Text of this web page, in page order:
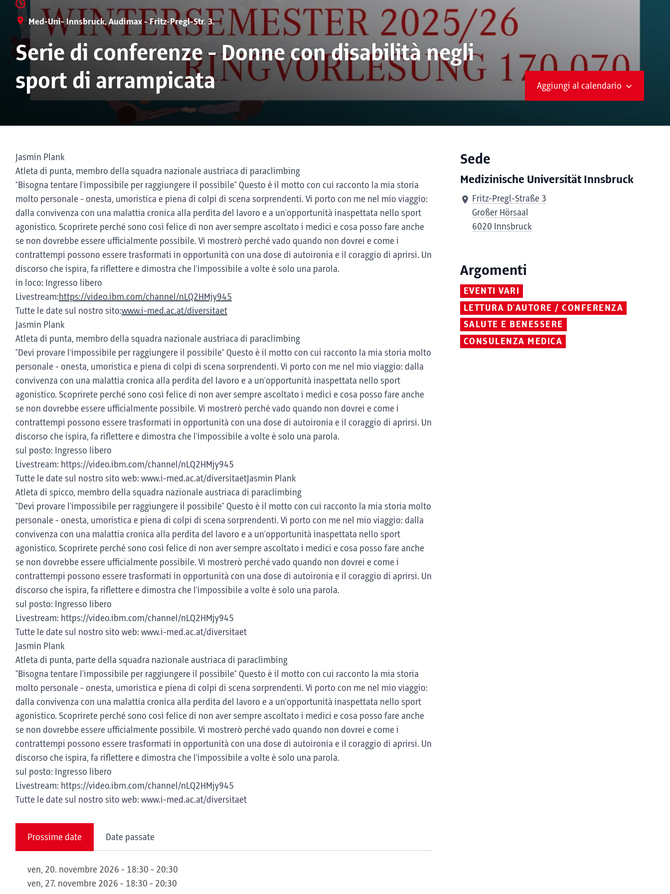
Med-Uni- Innsbruck, Audimax - Fritz-Pregl-Str. 3.
Serie di conferenze - Donne con disabilità negli
sport di arrampicata
Aggiungi al calendario
Jasmin Plank
Atleta di punta, membro della squadra nazionale austriaca di paraclimbing
"Bisogna tentare l'impossibile per raggiungere il possibile" Questo è il motto con cui racconto la mia storia
molto personale - onesta, umoristica e piena di colpi di scena sorprendenti. Vi porto con me nel mio viaggio:
dalla convivenza con una malattia cronica alla perdita del lavoro e a un'opportunità inaspettata nello sport
agonistico. Scoprirete perché sono così felice di non aver sempre ascoltato i medici e cosa posso fare anche
se non dovrebbe essere ufficialmente possibile. Vi mostrerò perché vado quando non dovrei e come i
contrattempi possono essere trasformati in opportunità con una dose di autoironia e il coraggio di aprirsi. Un
discorso che ispira, fa riflettere e dimostra che l'impossibile a volte è solo una parola.
in loco: Ingresso libero
Livestream:https://video.ibm.com/channel/nLQ2HMjy945
Tutte le date sul nostro sito:www.i-med.ac.at/diversitaet
Jasmin Plank
Atleta di punta, membro della squadra nazionale austriaca di paraclimbing
"Devi provare l'impossibile per raggiungere il possibile" Questo è il motto con cui racconto la mia storia molto
personale - onesta, umoristica e piena di colpi di scena sorprendenti. Vi porto con me nel mio viaggio: dalla
convivenza con una malattia cronica alla perdita del lavoro e a un'opportunità inaspettata nello sport
agonistico. Scoprirete perché sono così felice di non aver sempre ascoltato i medici e cosa posso fare anche
se non dovrebbe essere ufficialmente possibile. Vi mostrerò perché vado quando non dovrei e come i
contrattempi possono essere trasformati in opportunità con una dose di autoironia e il coraggio di aprirsi. Un
discorso che ispira, fa riflettere e dimostra che l'impossibile a volte è solo una parola.
sul posto: Ingresso libero
Livestream: https://video.ibm.com/channel/nLQ2HMjy945
Tutte le date sul nostro sito web: www.i-med.ac.at/diversitaetJasmin Plank
Atleta di spicco, membro della squadra nazionale austriaca di paraclimbing
"Devi provare l'impossibile per raggiungere il possibile" Questo è il motto con cui racconto la mia storia molto
personale - onesta, umoristica e piena di colpi di scena sorprendenti. Vi porto con me nel mio viaggio: dalla
convivenza con una malattia cronica alla perdita del lavoro e a un'opportunità inaspettata nello sport
agonistico. Scoprirete perché sono così felice di non aver sempre ascoltato i medici e cosa posso fare anche
se non dovrebbe essere ufficialmente possibile. Vi mostrerò perché vado quando non dovrei e come i
contrattempi possono essere trasformati in opportunità con una dose di autoironia e il coraggio di aprirsi. Un
discorso che ispira, fa riflettere e dimostra che l'impossibile a volte è solo una parola.
sul posto: Ingresso libero
Livestream: https://video.ibm.com/channel/nLQ2HMjy945
Tutte le date sul nostro sito web: www.i-med.ac.at/diversitaet
Jasmin Plank
Atleta di punta, parte della squadra nazionale austriaca di paraclimbing
"Bisogna tentare l'impossibile per raggiungere il possibile" Questo è il motto con cui racconto la mia storia
molto personale - onesta, umoristica e piena di colpi di scena sorprendenti. Vi porto con me nel mio viaggio:
dalla convivenza con una malattia cronica alla perdita del lavoro e a un'opportunità inaspettata nello sport
agonistico. Scoprirete perché sono così felice di non aver sempre ascoltato i medici e cosa posso fare anche
se non dovrebbe essere ufficialmente possibile. Vi mostrerò perché vado quando non dovrei e come i
contrattempi possono essere trasformati in opportunità con una dose di autoironia e il coraggio di aprirsi. Un
discorso che ispira, fa riflettere e dimostra che l'impossibile a volte è solo una parola.
sul posto: Ingresso libero
Livestream: https://video.ibm.com/channel/nLQ2HMjy945
Tutte le date sul nostro sito web: www.i-med.ac.at/diversitaet
Prossime date Date passate
ven, 20. novembre 2026 - 18:30 - 20:30
ven, 27. novembre 2026 - 18:30 - 20:30
Sede
Medizinische Universität Innsbruck
Fritz-Pregl-Straße 3
Großer Hörsaal
6020 Innsbruck
Argomenti
EVENTI VARI
LETTURA D'AUTORE / CONFERENZA
SALUTE E BENESSERE
CONSULENZA MEDICA